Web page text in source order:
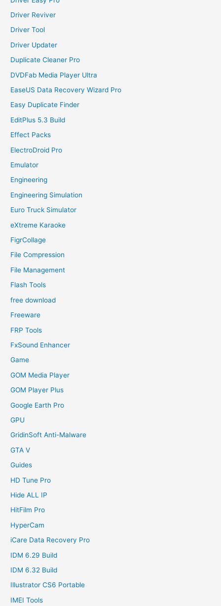
Driver Reviver
Driver Tool
Driver Updater
Duplicate Cleaner Pro
DVDFab Media Player Ultra
EaseUS Data Recovery Wizard Pro
Easy Duplicate Finder
EditPlus 5.3 Build
Effect Packs
ElectroDroid Pro
Emulator
Engineering
Engineering Simulation
Euro Truck Simulator
eXtreme Karaoke
FigrCollage
File Compression
File Management
Flash Tools
free download
Freeware
FRP Tools
FxSound Enhancer
Game
GOM Media Player
GOM Player Plus
Google Earth Pro
GPU
GridinSoft Anti-Malware
GTA V
Guides
HD Tune Pro
Hide ALL IP
HitFilm Pro
HyperCam
iCare Data Recovery Pro
IDM 6.29 Build
IDM 6.32 Build
Illustrator CS6 Portable
IMEI Tools